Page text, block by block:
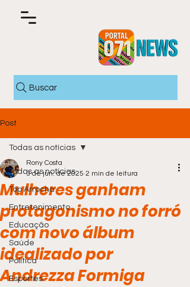
Buscar
Post
Todas as notícias
Top Arrocha
Entretenimento
Educação
Saúde
Política
Esportes
Todas as notícias
Mulheres ganham
protagonismo no forró
com novo álbum
idealizado por
Andrezza Formiga
Rony Costa
3 de jun. de 2025 2 min de leitura